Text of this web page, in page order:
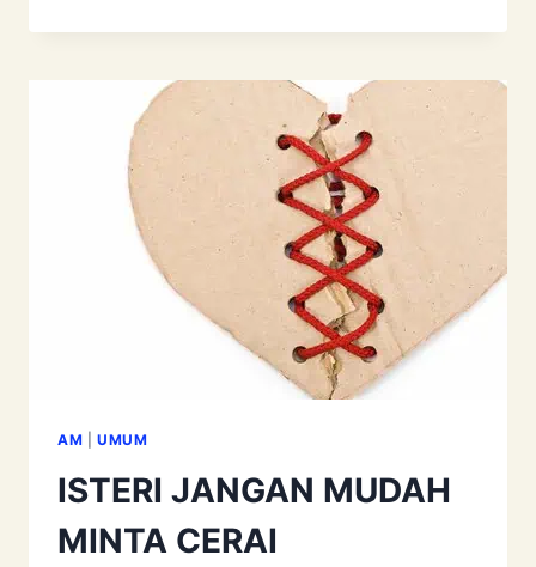
NIKAH
AM UMUM
ISTERI JANGAN MUDAH
MINTA CERAI